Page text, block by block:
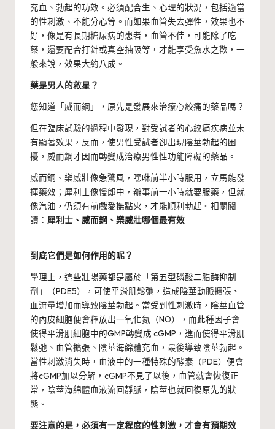
充血、勃起的功效。必須配合生、心理的狀況，包括適當
的性刺激、不能分心等。而如果血管失去彈性，效果也不
好，像是有長期糖尿病的患者，血管不佳，可能除了吃
藥，還要配合打針或真空抽吸等，才能享受魚水之歡，一
般來說，效果大約八成。
藥是男人的救星？
您知道「威而鋼」，原先是發展來治療心絞痛的藥品嗎？
但在臨床試驗的過程中發現，對受試者的心絞痛疾病並未
有顯著效果，反而，使男性受試者卻出現陰莖勃起的困
擾，威而鋼才因而轉變成治療男性性功能障礙的藥品。
威而鋼、樂威壯像急驚風，嘿咻前半小時服用，立馬能發
揮藥效；犀利士像慢郎中，辦事前一小時就要服藥，但就
像汽油，仍須有前戲愛撫點火，才能順利勃起。相關閱
讀： 犀利士、威而鋼、樂威壯哪個最有效
到底它們是如何作用的呢？
學理上，這些壯陽藥都是屬於「第五型磷酸二脂酶抑制
劑」（PDE5），可使平滑肌鬆弛，造成陰莖動脈擴張、
血流量增加而導致陰莖勃起。當受到性刺激時，陰莖血管
的內皮細胞便會釋放出一氧化氮（NO），而此種因子會
使得平滑肌細胞中的GMP轉變成 cGMP，進而使得平滑肌
鬆弛、血管擴張、陰莖海綿體充血，最後導致陰莖勃起。
當性刺激消失時，血液中的一種特殊的酵素（PDE）便會
將cGMP加以分解，cGMP不見了以後，血管就會恢復正
常，陰莖海綿體血液流回靜脈，陰莖也就回復原先的狀
態。
要注意的是，必須有一定程度的性刺激，才會有預期效